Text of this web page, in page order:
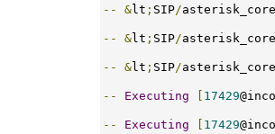
-- &lt ; SIP/asterisk_core
-- &lt ; SIP/asterisk_core
-- &lt ; SIP/asterisk_core
-- Executing [ 17429
-- Executing [ 17429